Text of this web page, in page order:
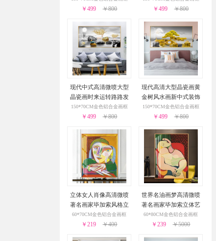
￥499 ￥800 ￥499 ￥800
现代中式高清微喷大型
晶瓷画时来运转路路发
新中式装饰样板房客厅
装饰画
150*70CM金色铝合金画框
￥499 ￥800
现代高清大型晶瓷画黄
金树风水画新中式装饰
样板房客厅装饰画
150*70CM金色铝合金画框
￥499 ￥800
立体女人肖像高清微喷
著名画家毕加索风格立
体艺术油画经典艺术装
饰画
60*70CM金色铝合金画框
￥219 ￥400
世界名油画梦高清微喷
著名画家毕加索立体艺
术油画经典艺术装饰画
60*80CM金色铝合金画框
￥239 ￥5000